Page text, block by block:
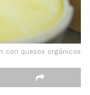
con quesos orgánicos